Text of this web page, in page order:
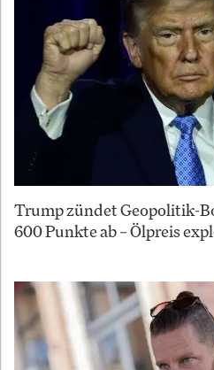
Trump zündet Geopolitik-
600 Punkte ab – Ölpreis